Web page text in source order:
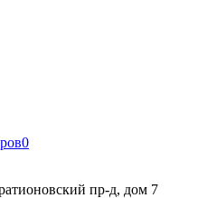
0
пр-д, дом 7